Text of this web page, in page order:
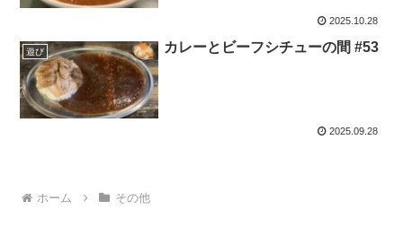
2025.10.28
遊び カレーとビーフシチューの間 #53
2025.09.28
ホーム その他